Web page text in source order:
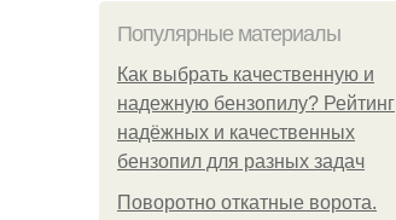
Популярные материалы
Как выбрать качественную и
надежную бензопилу? Рейтинг
надёжных и качественных
бензопил для разных задач
Поворотно откатные ворота.